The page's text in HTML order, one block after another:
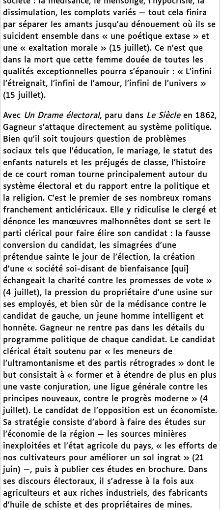
dissimulation, les complots variés — tout cela finira
par séparer les amants jusqu’au dénouement où ils se
suicident ensemble dans « une poétique extase » et
une « exaltation morale » (15 juillet). Ce n’est que
dans la mort que cette femme douée de toutes les
qualités exceptionnelles pourra s’épanouir : « L’infini
l’étreignait, l’infini de l’amour, l’infini de l’univers »
(15 juillet).
Avec Un Drame électoral, paru dans Le Siècle en 1862,
Gagneur s’attaque directement au système politique.
Bien qu’il soit toujours question de problèmes
sociaux tels que l’éducation, le mariage, le statut des
enfants naturels et les préjugés de classe, l’histoire
de ce court roman tourne principalement autour du
système électoral et du rapport entre la politique et
la religion. C’est le premier de ses nombreux romans
franchement anticléricaux. Elle y ridiculise le clergé et
dénonce les manœuvres malhonnêtes dont se sert le
parti clérical pour faire élire son candidat : la fausse
conversion du candidat, les simagrées d’une
prétendue sainte le jour de l’élection, la création
d’une « société soi-disant de bienfaisance [qui]
échangeait la charité contre les promesses de vote »
(4 juillet), la pression du propriétaire d’une usine sur
ses employés, et bien sûr de la médisance contre le
candidat de gauche, un jeune homme intelligent et
honnête. Gagneur ne rentre pas dans les détails du
programme politique de chaque candidat. Le candidat
clérical était soutenu par « les meneurs de
l’ultramontanisme et des partis rétrogrades » dont le
but consistait à « former et à étendre de plus en plus
une vaste conjuration, une ligue générale contre les
principes nouveaux, contre le progrès moderne » (4
juillet). Le candidat de l’opposition est un économiste.
Sa stratégie consiste d’abord à faire des études sur
l’économie de la région — les sources minières
inexploitées et l’état agricole du pays, « les efforts de
nos cultivateurs pour améliorer un sol ingrat » (21
juin) —, puis à publier ces études en brochure. Dans
ses discours électoraux, il s’adresse à la fois aux
agriculteurs et aux riches industriels, des fabricants
d’huile de schiste et des propriétaires de mines.